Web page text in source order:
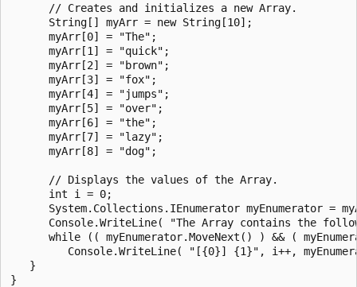
      // Creates and initializes a new Array.
      String[] myArr = new String[10];
      myArr[0] = "The";
      myArr[1] = "quick";
      myArr[2] = "brown";
      myArr[3] = "fox";
      myArr[4] = "jumps";
      myArr[5] = "over";
      myArr[6] = "the";
      myArr[7] = "lazy";
      myArr[8] = "dog";
      // Displays the values of the Array.
      int i = 0;
System.Collections.IEnumerator myEnumerator =
Console.WriteLine( "The Array contains the
while (( myEnumerator.MoveNext() ) && (
Console.WriteLine( "[{0}] {1}", i++,
   }
}